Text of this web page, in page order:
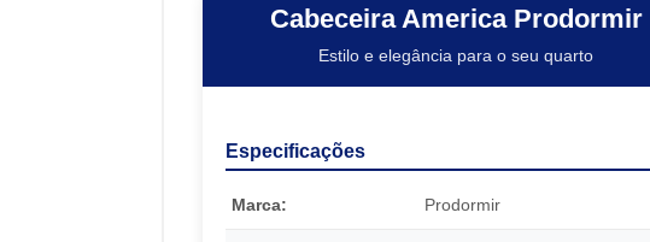
Cabeceira America Prodormir
Estilo e elegância para o seu quarto
Especificações
Marca: Prodormir